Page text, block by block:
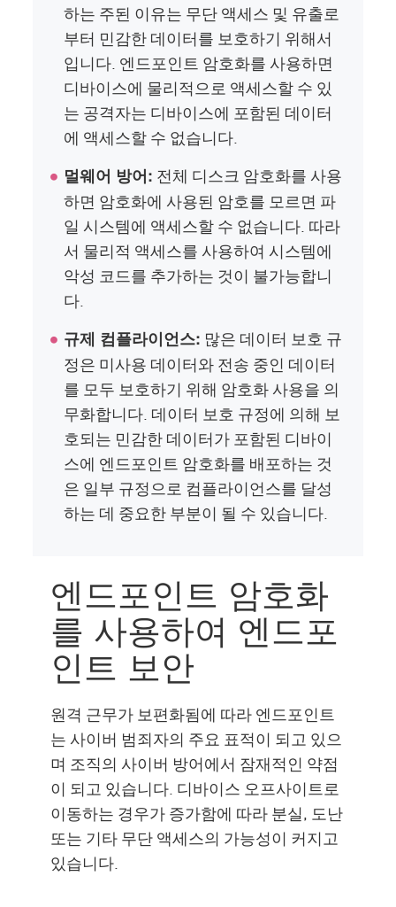
하는 주된 이유는 무단 액세스 및 유출로
부터 민감한 데이터를 보호하기 위해서
입니다. 엔드포인트 암호화를 사용하면
디바이스에 물리적으로 액세스할 수 있
는 공격자는 디바이스에 포함된 데이터
에 액세스할 수 없습니다.
멀웨어 방어: 전체 디스크 암호화를 사용
하면 암호화에 사용된 암호를 모르면 파
일 시스템에 액세스할 수 없습니다. 따라
서 물리적 액세스를 사용하여 시스템에
악성 코드를 추가하는 것이 불가능합니
다.
규제 컴플라이언스: 많은 데이터 보호 규
정은 미사용 데이터와 전송 중인 데이터
를 모두 보호하기 위해 암호화 사용을 의
무화합니다. 데이터 보호 규정에 의해 보
호되는 민감한 데이터가 포함된 디바이
스에 엔드포인트 암호화를 배포하는 것
은 일부 규정으로 컴플라이언스를 달성
하는 데 중요한 부분이 될 수 있습니다.
엔드포인트 암호화
를 사용하여 엔드포
인트 보안
원격 근무가 보편화됨에 따라 엔드포인트
는 사이버 범죄자의 주요 표적이 되고 있으
며 조직의 사이버 방어에서 잠재적인 약점
이 되고 있습니다. 디바이스 오프사이트로
이동하는 경우가 증가함에 따라 분실, 도난
또는 기타 무단 액세스의 가능성이 커지고
있습니다.